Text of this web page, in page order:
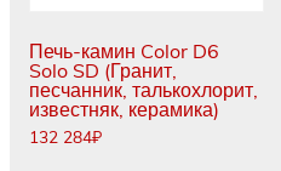
Печь-камин Color D6
Solo SD (Гранит,
песчанник, талькохлорит,
известняк, керамика)
132 284₽